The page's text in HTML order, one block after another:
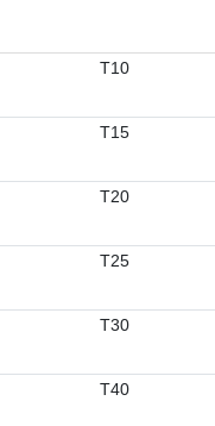
T10
T15
T20
T25
T30
T40